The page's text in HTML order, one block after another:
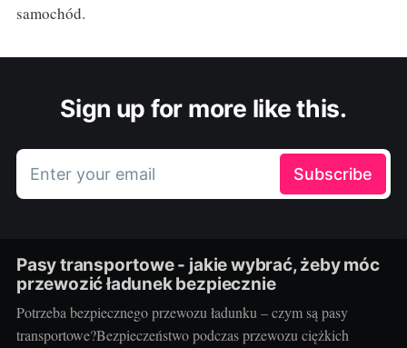
samochód.
Sign up for more like this.
Enter your email Subscribe
Pasy transportowe - jakie wybrać, żeby móc
przewozić ładunek bezpiecznie
Potrzeba bezpiecznego przewozu ładunku – czym są pasy
transportowe?Bezpieczeństwo podczas przewozu ciężkich